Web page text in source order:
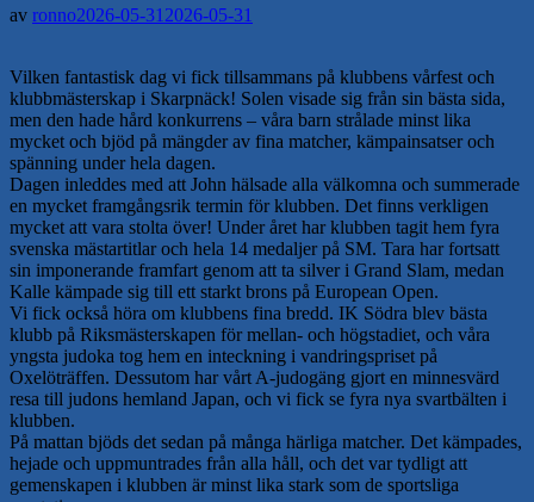
av ronno2026-05-31 2026-05-31
Vilken fantastisk dag vi fick tillsammans på klubbens vårfest och
klubbmästerskap i Skarpnäck! Solen visade sig från sin bästa sida,
men den hade hård konkurrens – våra barn strålade minst lika
mycket och bjöd på mängder av fina matcher, kämpainsatser och
spänning under hela dagen.
Dagen inleddes med att John hälsade alla välkomna och summerade
en mycket framgångsrik termin för klubben. Det finns verkligen
mycket att vara stolta över! Under året har klubben tagit hem fyra
svenska mästartitlar och hela 14 medaljer på SM. Tara har fortsatt
sin imponerande framfart genom att ta silver i Grand Slam, medan
Kalle kämpade sig till ett starkt brons på European Open.
Vi fick också höra om klubbens fina bredd. IK Södra blev bästa
klubb på Riksmästerskapen för mellan- och högstadiet, och våra
yngsta judoka tog hem en inteckning i vandringspriset på
Oxelöträffen. Dessutom har vårt A-judogäng gjort en minnesvärd
resa till judons hemland Japan, och vi fick se fyra nya svartbälten i
klubben.
På mattan bjöds det sedan på många härliga matcher. Det kämpades,
hejade och uppmuntrades från alla håll, och det var tydligt att
gemenskapen i klubben är minst lika stark som de sportsliga